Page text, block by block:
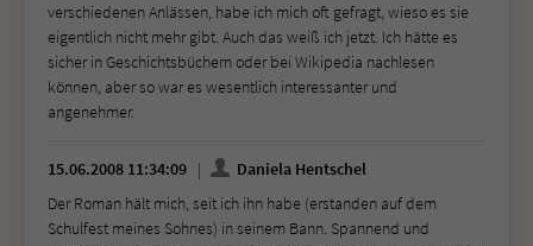
verschiedenen Anlässen, habe ich mich oft gefragt, wieso es sie
eigentlich nicht mehr gibt. Auch das weiß ich jetzt. Ich hätte es
sicher in Geschichtsbüchern oder bei Wikipedia nachlesen
können, aber so war es wesentlich interessanter und
angenehmer.
15.06.2008 11:34:09
Daniela Hentschel
Der Roman hält mich, seit ich ihn habe (erstanden auf dem
Schulfest meines Sohnes) in seinem Bann. Spannend und